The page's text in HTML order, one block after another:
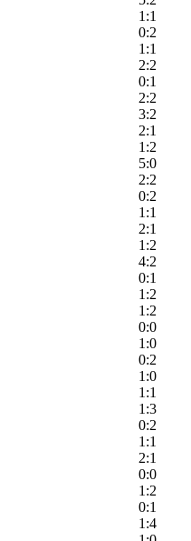
1:1
0:2
1:1
2:2
0:1
2:2
3:2
2:1
1:2
5:0
2:2
0:2
1:1
2:1
1:2
4:2
0:1
1:2
1:2
0:0
1:0
0:2
1:0
1:1
1:3
0:2
1:1
2:1
0:0
1:2
0:1
1:4